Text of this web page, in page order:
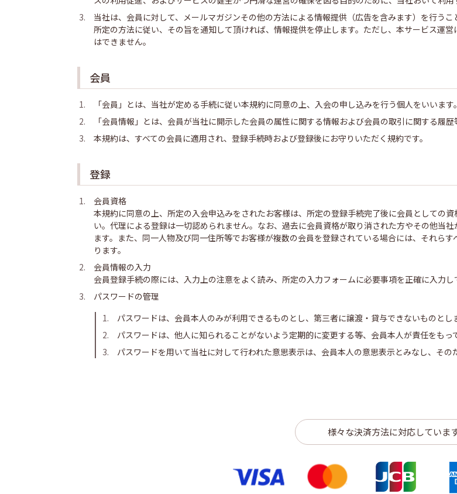
当社は、会員に対して、メールマガジンその他の方法による情報提供（広告を含みます）を行う
所定の方法に従い、その旨を通知して頂ければ、情報提供を停止します。ただし、本サービス運
はできません。
会員
「会員」とは、当社が定める手続に従い本規約に同意の上、入会の申し込みを行う個人をいいます。
「会員情報」とは、会員が当社に開示した会員の属性に関する情報および会員の取引に関する履歴
本規約は、すべての会員に適用され、登録手続時および登録後にお守りいただく規約です。
登録
会員資格
本規約に同意の上、所定の入会申込みをされたお客様は、所定の登録手続完了後に会員としての
い。代理による登録は一切認められません。なお、過去に会員資格が取り消された方やその他当
ます。また、同一人物及び同一住所等でお客様が複数の会員を登録されている場合には、それら
ります。
会員情報の入力
会員登録手続の際には、入力上の注意をよく読み、所定の入力フォームに必要事項を正確に入力し
パスワードの管理
パスワードは、会員本人のみが利用できるものとし、第三者に譲渡・貸与できないものとし
パスワードは、他人に知られることがないよう定期的に変更する等、会員本人が責任をもっ
パスワードを用いて当社に対して行われた意思表示は、会員本人の意思表示とみなし、その
様々な決済方法に対応していま